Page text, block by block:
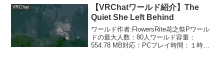
いですね。駅のごみ箱…よく見るとBle...
VRChat
【VRChatワールド紹介】The
Quiet She Left Behind
ワールド作者:FlowersRite花之祭Pワール
ドの最大人数：80人ワールド容量：
554.78 MB対応：PCプレイ時間：１時間